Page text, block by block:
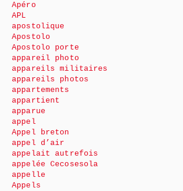
Apéro
APL
apostolique
Apostolo
Apostolo porte
appareil photo
appareils militaires
appareils photos
appartements
appartient
apparue
appel
Appel breton
appel d’air
appelait autrefois
appelée Cecosesola
appelle
Appels